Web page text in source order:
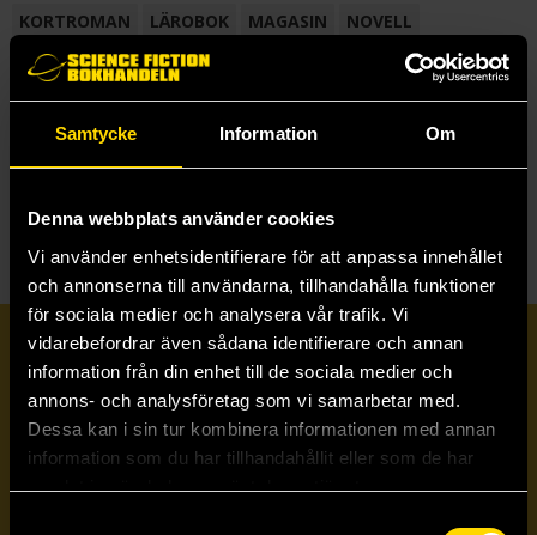
Samtycke Information Om
Denna webbplats använder cookies
Vi använder enhetsidentifierare för att anpassa innehållet
och annonserna till användarna, tillhandahålla funktioner
för sociala medier och analysera vår trafik. Vi
vidarebefordrar även sådana identifierare och annan
information från din enhet till de sociala medier och
annons- och analysföretag som vi samarbetar med.
Dessa kan i sin tur kombinera informationen med annan
information som du har tillhandahållit eller som de har
samlat in när du har använt deras tjänster.
KORTROMAN
LÄROBOK MAGASIN
NOVELL
NOVELLMAGASIN
NOVELLSAMLING
ROMAN
SAMLINGSVOLYM
TECKNA & MÅLA TECKNAD SERIE
S
Prenumerera på vårt nyhetsbrev
Veckobrevet
Skicka